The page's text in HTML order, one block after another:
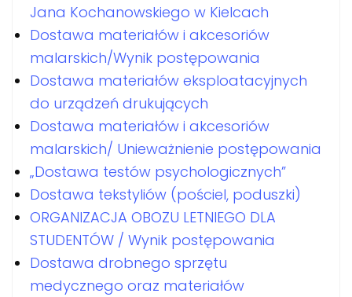
Jana Kochanowskiego w Kielcach
Dostawa materiałów i akcesoriów
malarskich/Wynik postępowania
Dostawa materiałów eksploatacyjnych
do urządzeń drukujących
Dostawa materiałów i akcesoriów
malarskich/ Unieważnienie postępowania
„Dostawa testów psychologicznych”
Dostawa tekstyliów (pościel, poduszki)
ORGANIZACJA OBOZU LETNIEGO DLA
STUDENTÓW / Wynik postępowania
Dostawa drobnego sprzętu
medycznego oraz materiałów